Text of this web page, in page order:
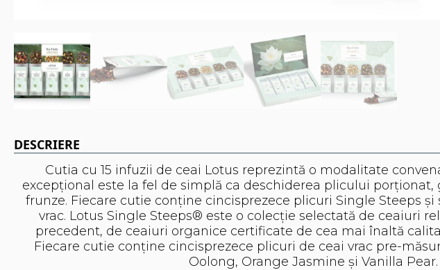
DESCRIERE
Cutia cu 15 infuzii de ceai Lotus reprezintă o modalitate
excepțional este la fel de simplă ca deschiderea plicului
frunze. Fiecare cutie conține cincisprezece plicuri Single Steeps
vrac. Lotus Single Steeps® este o colecție selectată de ceaiuri
precedent, de ceaiuri organice certificate de cea mai înaltă
Fiecare cutie conține cincisprezece plicuri de ceai vrac pre-
Oolong, Orange Jasmine și Vanilla